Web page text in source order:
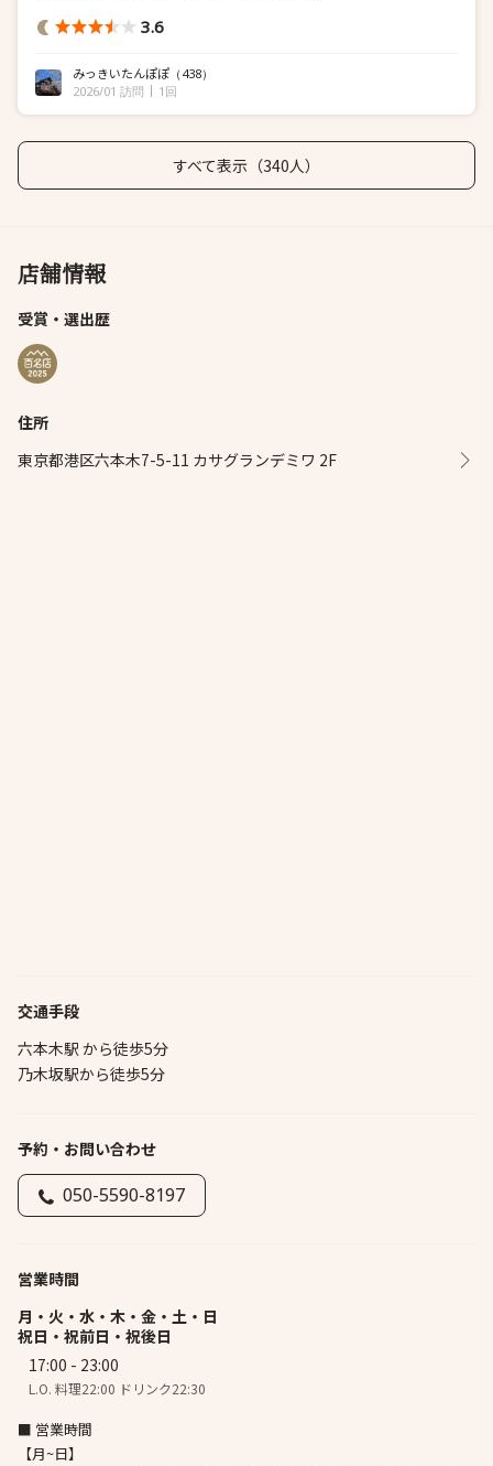
3.6
みっきいたんぽぽ （438）
2026/01 訪問
1回
すべて表示（340人）
店舗情報
受賞・選出歴
住所
東京都港区六本木7-5-11 カサグランデミワ 2F
交通手段
六本木駅 から徒歩5分
乃木坂駅から徒歩5分
予約・お問い合わせ
050-5590-8197
営業時間
月・火・水・木・金・土・日
祝日・祝前日・祝後日
17:00 - 23:00
L.O. 料理22:00 ドリンク22:30
■ 営業時間
【月~日】